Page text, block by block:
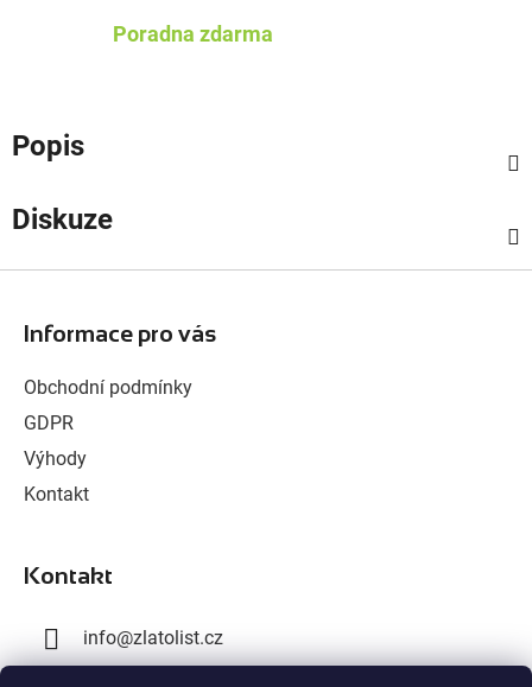
Poradna zdarma
Popis
Diskuze
Informace pro vás
Obchodní podmínky
GDPR
Výhody
Kontakt
Kontakt
info@zlatolist.cz